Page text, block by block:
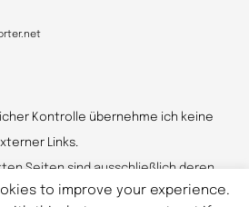
Kontrolle übernehme ich keine
Links.
Seiten sind ausschließlich deren
to improve your experience.